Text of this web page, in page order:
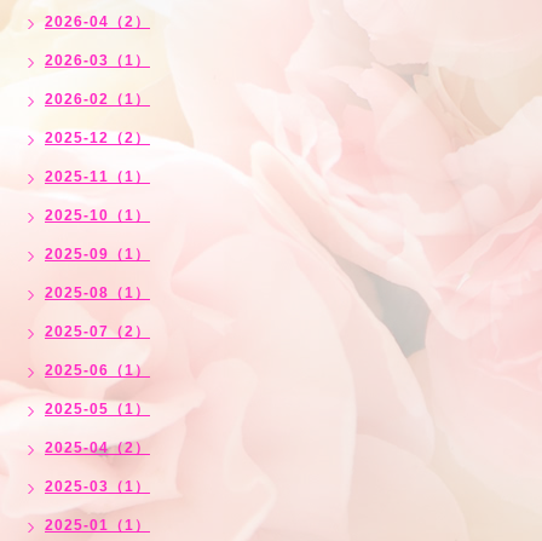
2026-04（2）
2026-03（1）
2026-02（1）
2025-12（2）
2025-11（1）
2025-10（1）
2025-09（1）
2025-08（1）
2025-07（2）
2025-06（1）
2025-05（1）
2025-04（2）
2025-03（1）
2025-01（1）